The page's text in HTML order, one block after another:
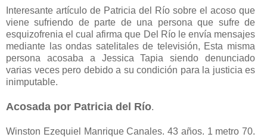
Interesante artículo de Patricia del Río sobre el acoso que
viene sufriendo de parte de una persona que sufre de
esquizofrenia el cual afirma que Del Río le envía mensajes
mediante las ondas satelitales de televisión, Esta misma
persona acosaba a Jessica Tapia siendo denunciado
varias veces pero debido a su condición para la justicia es
inimputable.
Acosada por Patricia del Río.
Winston Ezequiel Manrique Canales. 43 años. 1 metro 70.